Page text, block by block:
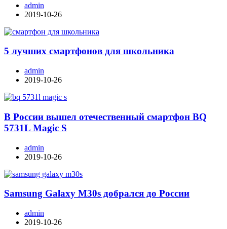
admin
2019-10-26
5 лучших смартфонов для школьника
admin
2019-10-26
В России вышел отечественный смартфон BQ
5731L Magic S
admin
2019-10-26
Samsung Galaxy M30s добрался до России
admin
2019-10-26